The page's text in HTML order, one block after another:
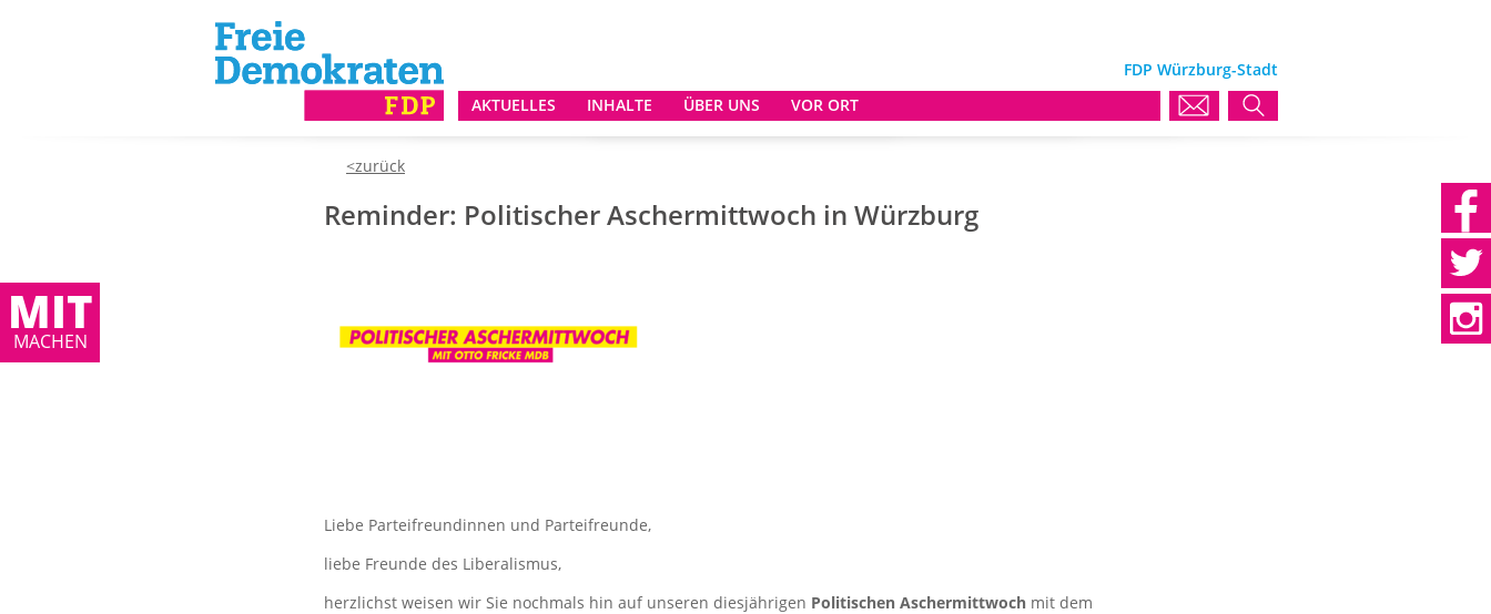
FDP Würzburg-Stadt
AKTUELLES
INHALTE ÜBER UNS VOR ORT
MIT
MACHEN
Reminder: Politischer Aschermittwoch in Würzburg
Liebe Parteifreundinnen und Parteifreunde,
liebe Freunde des Liberalismus,
herzlichst weisen wir Sie nochmals hin auf unseren diesjährigen Politischen Aschermittwoch mit dem